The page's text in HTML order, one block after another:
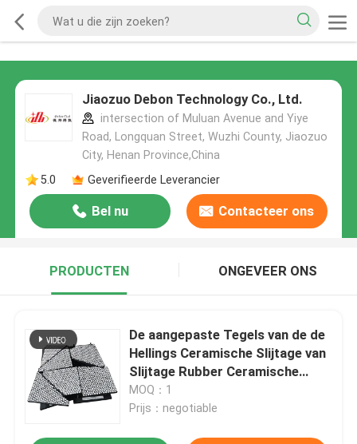
Jiaozuo Debon Technology Co., Ltd.
intersection of Muluan Avenue and Yiye
Road, Longquan Street, Wuzhi County, Jiaozuo
City, Henan Province,China
5.0
Geverifieerde Leverancier
Bel nu Contacteer ons
PRODUCTEN ONGEVEER ONS
De aangepaste Tegels van de de
Hellings Ceramische Slijtage van
Slijtage Rubber Ceramische
Voeringen
MOQ：1
Prijs：negotiable